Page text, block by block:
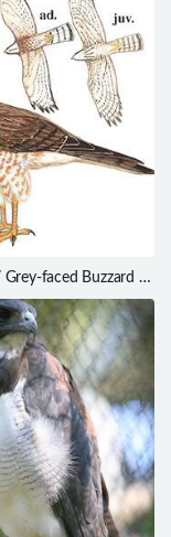
faced Buzzard /